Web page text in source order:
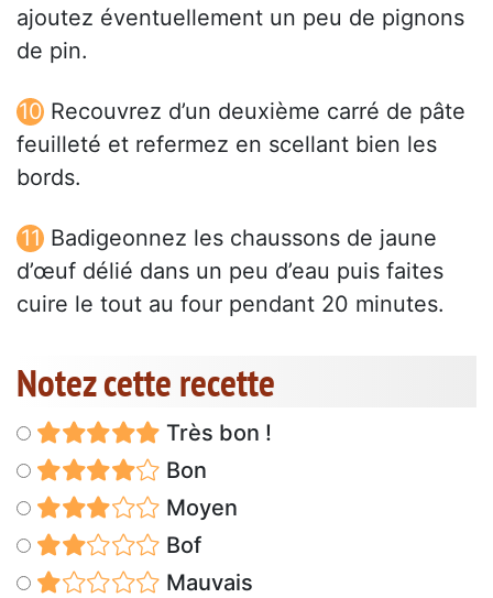
ajoutez éventuellement un peu de pignons
de pin.
Recouvrez d’un deuxième carré de pâte
feuilleté et refermez en scellant bien les
bords.
Badigeonnez les chaussons de jaune
d’œuf délié dans un peu d’eau puis faites
cuire le tout au four pendant 20 minutes.
Notez cette recette
Très bon !
Bon
Moyen
Bof
Mauvais